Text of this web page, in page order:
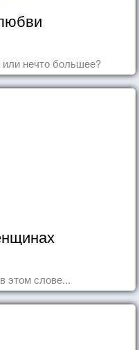
нечто большее?
этом слове...